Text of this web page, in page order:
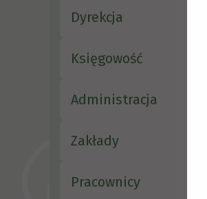
Dyrekcja
Księgowość
Administracja
Zakłady
Pracownicy